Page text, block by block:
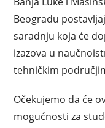
Beogradu
saradnju koja će
izazova u
tehničkim
Očekujemo da će
mogućnosti za